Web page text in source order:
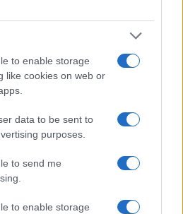
to enable storage
like cookies on web or
data to be sent to
purposes.
to send me
to enable storage